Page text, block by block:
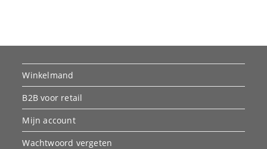
Winkelmand
B2B voor retail
Mijn account
Wachtwoord vergeten